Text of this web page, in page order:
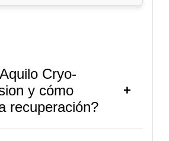
Cryo-
y cómo
recuperación?